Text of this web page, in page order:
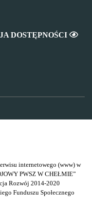
DOSTĘPNOŚCI
internetowego (www) w
PWSZ W CHEŁMIE”
Rozwój 2014-2020
Funduszu Społecznego